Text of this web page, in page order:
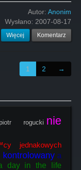
Autor: Anonim
Wysłano: 2007-08-17
Więcej Komentarz
1 2 →
rogucki nie
jednakowych
a
day in the life